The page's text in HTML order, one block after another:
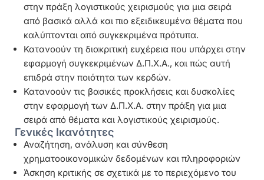
στην πράξη λογιστικούς χειρισμούς για μια σειρά
από βασικά αλλά και πιο εξειδικευμένα θέματα που
καλύπτονται από συγκεκριμένα πρότυπα.
Κατανοούν τη διακριτική ευχέρεια που υπάρχει στην
εφαρμογή συγκεκριμένων Δ.Π.Χ.Α., και πώς αυτή
επιδρά στην ποιότητα των κερδών.
Κατανοούν τις βασικές προκλήσεις και δυσκολίες
στην εφαρμογή των Δ.Π.Χ.Α. στην πράξη για μια
σειρά από θέματα και λογιστικούς χειρισμούς.
Γενικές Ικανότητες
Αναζήτηση, ανάλυση και σύνθεση
χρηματοοικονομικών δεδομένων και πληροφοριών
Άσκηση κριτικής σε σχετικά με το περιεχόμενο του